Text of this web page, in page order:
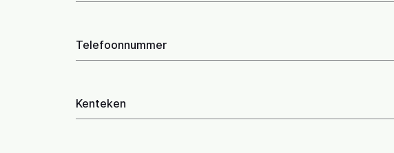
Telefoonnummer
Kenteken